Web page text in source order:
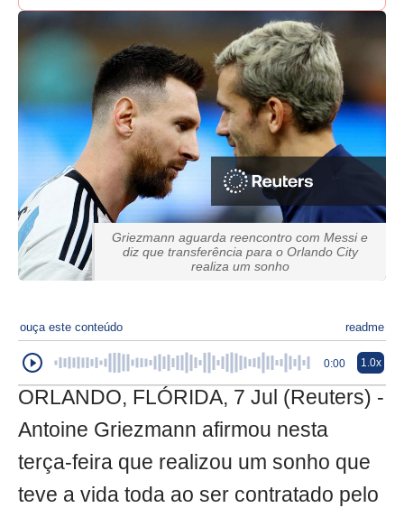
Griezmann aguarda reencontro com Messi e
diz que transferência para o Orlando City
realiza um sonho
ouça este conteúdo readme
0:00 1.0x
ORLANDO, FLÓRIDA, 7 Jul (Reuters) -
Antoine Griezmann afirmou nesta
terça-feira que realizou um sonho que
teve a vida toda ao ser contratado pelo